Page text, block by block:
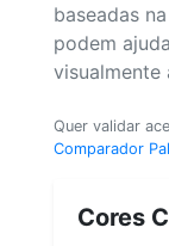
baseadas
podem
visualmente
Quer validar
Comparador
Cores